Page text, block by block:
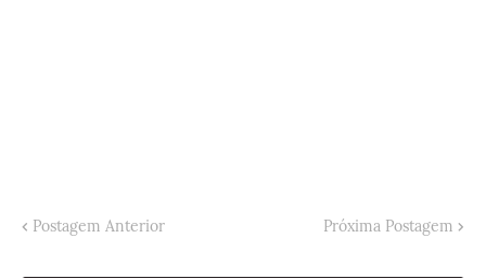
Postagem Anterior Próxima Postagem